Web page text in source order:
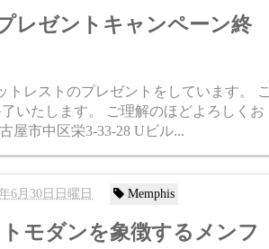
レゼントキャンペーン終
レストのプレゼントをしています。 こ
いたします。 ご理解のほどよろしくお
屋市中区栄3-33-28 Uビル...
6月30日日曜日 Memphis
モダンを象徴するメンフ